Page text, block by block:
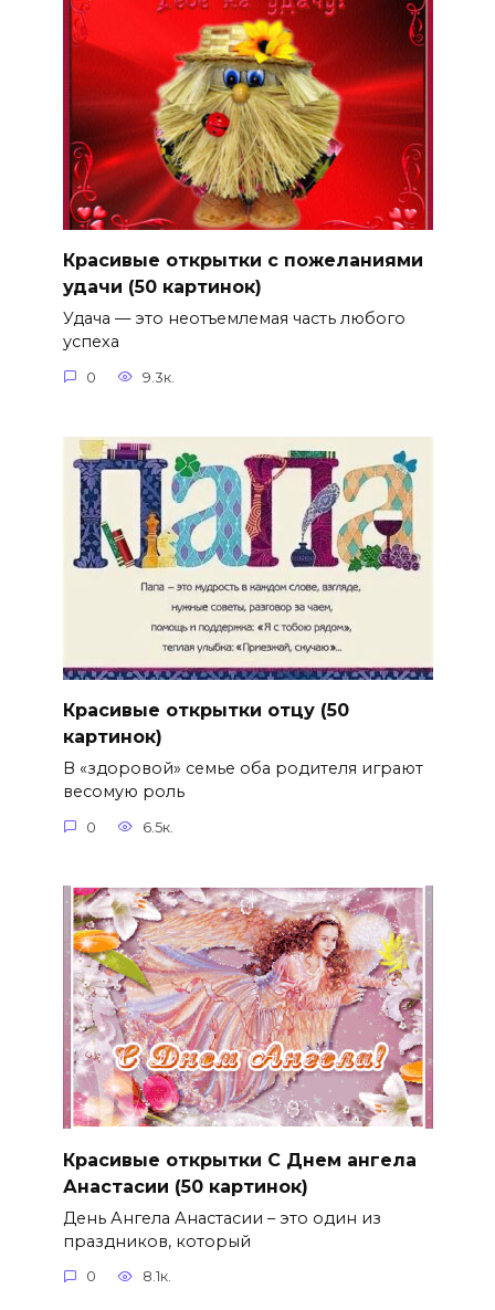
Красивые открытки с пожеланиями
удачи (50 картинок)
Удача — это неотъемлемая часть любого
успеха
0 9.3к.
Красивые открытки отцу (50
картинок)
В «здоровой» семье оба родителя играют
весомую роль
0 6.5к.
Красивые открытки С Днем ангела
Анастасии (50 картинок)
День Ангела Анастасии – это один из
праздников, который
0 8.1к.